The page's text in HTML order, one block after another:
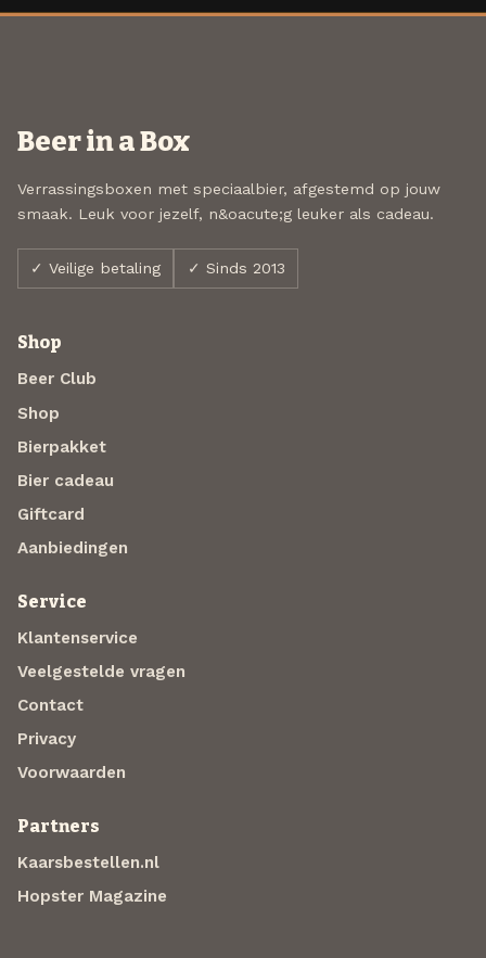
Beer in a Box
Verrassingsboxen met speciaalbier, afgestemd op jouw
smaak. Leuk voor jezelf, n&oacute;g leuker als cadeau.
✓ Veilige betaling ✓ Sinds 2013
Shop
Beer Club
Shop
Bierpakket
Bier cadeau
Giftcard
Aanbiedingen
Service
Klantenservice
Veelgestelde vragen
Contact
Privacy
Voorwaarden
Partners
Kaarsbestellen.nl
Hopster Magazine